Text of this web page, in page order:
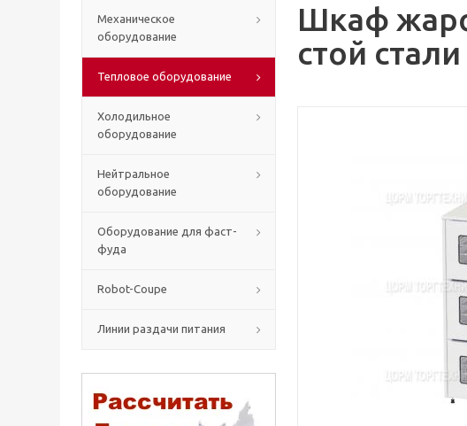
Механическое
оборудование
Тепловое оборудование
Холодильное
оборудование
Нейтральное
оборудование
Оборудование для фаст-
фуда
Robot-Coupe
Линии раздачи питания
Шкаф
стой стали